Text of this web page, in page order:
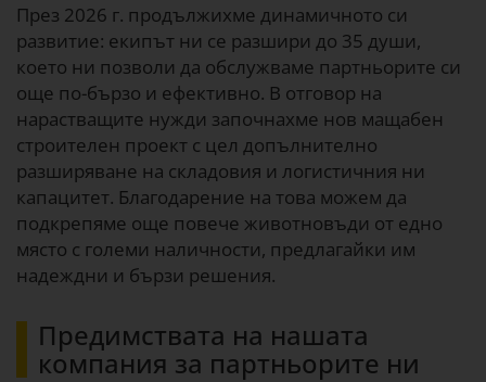
През 2026 г. продължихме динамичното си
развитие: екипът ни се разшири до 35 души,
което ни позволи да обслужваме партньорите си
още по-бързо и ефективно. В отговор на
нарастващите нужди започнахме нов мащабен
строителен проект с цел допълнително
разширяване на складовия и логистичния ни
капацитет. Благодарение на това можем да
подкрепяме още повече животновъди от едно
място с големи наличности, предлагайки им
надеждни и бързи решения.
Предимствата на нашата
компания за партньорите ни